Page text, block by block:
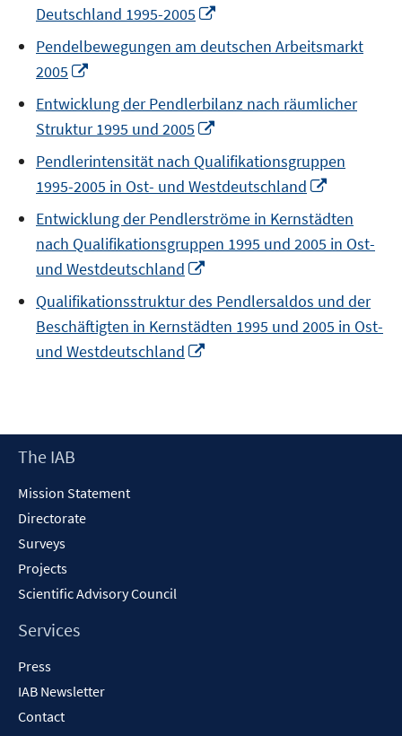
Deutschland 1995-2005
a
window
Pendelbewegungen am deutschen Arbeitsmarkt
2005
a
new
window
Entwicklung der Pendlerbilanz nach räumlicher
Struktur 1995 und 2005
a
new
window
Pendlerintensität nach Qualifikationsgruppen
1995-2005 in Ost- und Westdeutschland
a
new
Entwicklung der Pendlerströme in Kernstädten
nach Qualifikationsgruppen 1995 und 2005 in Ost-
und Westdeutschland
a
new
Qualifikationsstruktur des Pendlersaldos und der
Beschäftigten in Kernstädten 1995 und 2005 in Ost-
und Westdeutschland
window
Footer
The IAB
Mission Statement
Directorate
Surveys
Projects
Scientific Advisory Council
Services
Press
IAB Newsletter
Contact